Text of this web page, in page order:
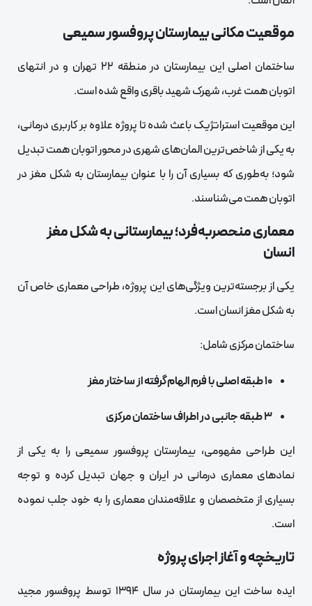
موقعیت مکانی بیمارستان پروفسور سمیعی
ساختمان اصلی این بیمارستان در منطقه ۲۲ تهران و در انتهای
اتوبان همت غرب، شهرک شهید باقری واقع شده است.
این موقعیت استراتژیک باعث شده تا پروژه علاوه بر کاربری درمانی،
به یکی از شاخص‌ترین المان‌های شهری در محور اتوبان همت تبدیل
شود؛ به‌طوری که بسیاری آن را با عنوان بیمارستان به شکل مغز در
اتوبان همت می‌شناسند.
معماری منحصربه‌فرد؛ بیمارستانی به شکل مغز
انسان
یکی از برجسته‌ترین ویژگی‌های این پروژه، طراحی معماری خاص آن
به شکل مغز انسان است.
ساختمان مرکزی شامل:
۱۰ طبقه اصلی با فرم الهام‌گرفته از ساختار مغز
۳ طبقه جانبی در اطراف ساختمان مرکزی
این طراحی مفهومی، بیمارستان پروفسور سمیعی را به یکی از
نمادهای معماری درمانی در ایران و جهان تبدیل کرده و توجه
بسیاری از متخصصان و علاقه‌مندان معماری را به خود جلب نموده
است.
تاریخچه و آغاز اجرای پروژه
ایده ساخت این بیمارستان در سال ۱۳۹۴ توسط پروفسور مجید